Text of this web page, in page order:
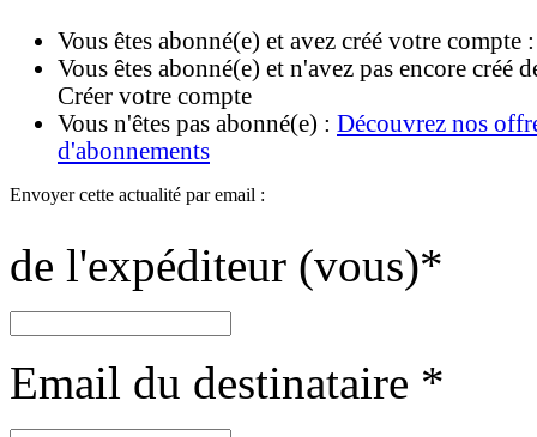
Vous êtes abonné(e) et avez créé votre compte
Vous êtes abonné(e) et n'avez pas encore créé
Créer votre compte
Vous n'êtes pas abonné(e) : Découvrez nos
d'abonnements
Envoyer cette actualité par email :
de l'expéditeur (vous)*
Email du destinataire *